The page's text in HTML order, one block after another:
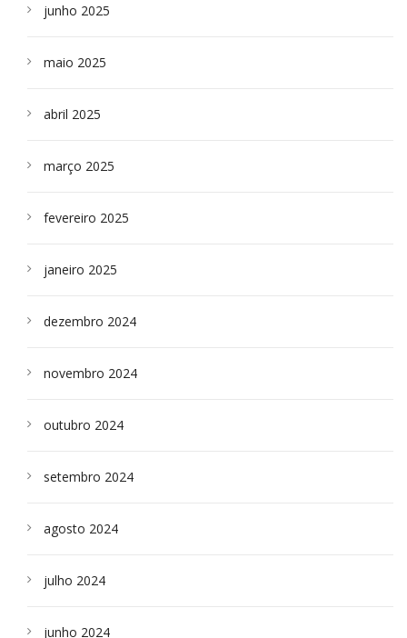
junho 2025
maio 2025
abril 2025
março 2025
fevereiro 2025
janeiro 2025
dezembro 2024
novembro 2024
outubro 2024
setembro 2024
agosto 2024
julho 2024
junho 2024